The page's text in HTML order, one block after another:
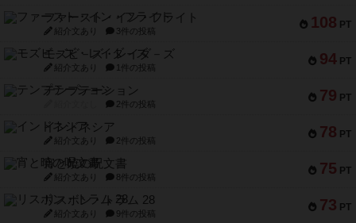
108 PT
ファースト・イン・フライト
紹介文あり 3件の投稿
94 PT
モズビ－ズ・レイダ－ズ
紹介文あり 1件の投稿
79 PT
テンプテーション
2件の投稿
78 PT
インドネシア
紹介文あり 2件の投稿
75 PT
宵と暁の呪文書
紹介文あり 8件の投稿
73 PT
リスボン・トラム 28
紹介文あり 9件の投稿